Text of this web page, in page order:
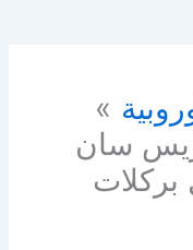
سان
بركلات